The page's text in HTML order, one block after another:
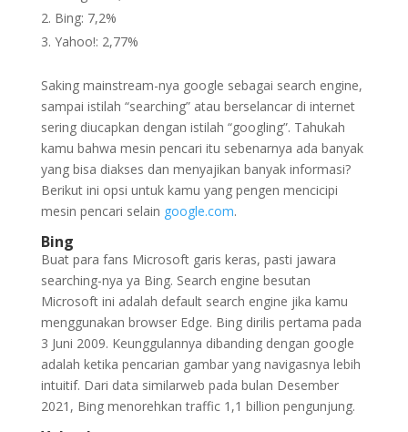
Bing: 7,2%
Yahoo!: 2,77%
Saking mainstream-nya google sebagai search engine,
sampai istilah “searching” atau berselancar di internet
sering diucapkan dengan istilah “googling”. Tahukah
kamu bahwa mesin pencari itu sebenarnya ada banyak
yang bisa diakses dan menyajikan banyak informasi?
Berikut ini opsi untuk kamu yang pengen mencicipi
mesin pencari selain google.com.
Bing
Buat para fans Microsoft garis keras, pasti jawara
searching-nya ya Bing. Search engine besutan
Microsoft ini adalah default search engine jika kamu
menggunakan browser Edge. Bing dirilis pertama pada
3 Juni 2009. Keunggulannya dibanding dengan google
adalah ketika pencarian gambar yang navigasnya lebih
intuitif. Dari data similarweb pada bulan Desember
2021, Bing menorehkan traffic 1,1 billion pengunjung.